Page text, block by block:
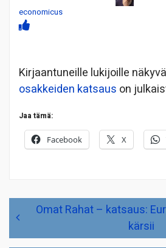
economicus
Kirjaantuneille lukijoille näkyvä
osakkeiden katsaus on
Jaa tämä:
Facebook X
Artikkelien
selaus
Omat Rahat – katsaus:
kärsii